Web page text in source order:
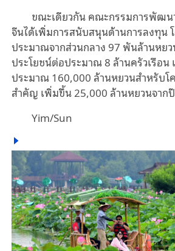
ขณะเดียวกัน คณะกรรมการพัฒ
จีนได้เพิ่มการสนับสนุนด้านการลงทุน
ประมาณจากส่วนกลาง 97 พันล้านหย
ประโยชน์ต่อประมาณ 8 ล้านครัวเรือน
ประมาณ 160,000 ล้านหยวนสำหรับโ
สำคัญ เพิ่มขึ้น 25,000 ล้านหยวนจาก
Yim/Sun